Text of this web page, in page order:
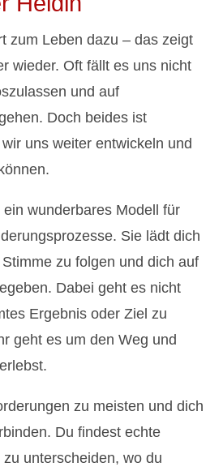
zum Leben dazu – das zeigt
wieder. Oft fällt es uns nicht
und auf
Doch beides ist
uns weiter entwickeln und
wunderbares Modell für
Sie lädt dich
zu folgen und dich auf
Dabei geht es nicht
Ergebnis oder Ziel zu
geht es um den Weg und
zu meisten und dich
Du findest echte
unterscheiden, wo du